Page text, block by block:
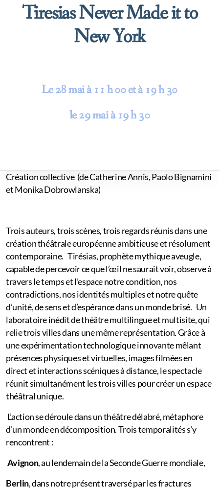
Tiresias Never Made it to
New York
Le 28 mai à 11 h 00 et à 19 h 30
le 29 mai à 19 h 30
Création collective (de Catherine Annis, Paolo Bignamini
et Monika Dobrowlanska)
Trois auteurs, trois scènes, trois regards réunis dans une
création théâtrale européenne ambitieuse et résolument
contemporaine. Tirésias, prophète mythique aveugle,
capable de percevoir ce que l’œil ne saurait voir, observe à
travers le temps et l’espace notre condition, nos
contradictions, nos identités multiples et notre quête
d’unité, de sens et d’espérance dans un monde brisé. Un
laboratoire inédit de théâtre multilingue et multisite, qui
relie trois villes dans une même représentation. Grâce à
une expérimentation technologique innovante mêlant
présences physiques et virtuelles, images filmées en
direct et interactions scéniques à distance, le spectacle
réunit simultanément les trois villes pour créer un espace
théâtral unique.
L’action se déroule dans un théâtre délabré, métaphore
d’un monde en décomposition. Trois temporalités s’y
rencontrent :
Avignon, au lendemain de la Seconde Guerre mondiale,
Berlin, dans notre présent traversé par les fractures